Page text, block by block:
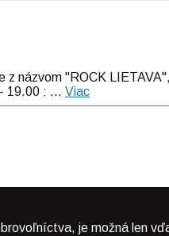
názvom "ROCK
19.00 : ... Viac
je možná len